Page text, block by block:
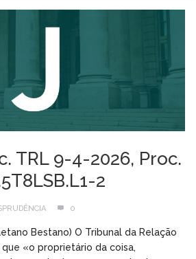
TRL 9-4-2026, Proc.
2
0
Bestano) O Tribunal da Relação
«o proprietário da coisa,